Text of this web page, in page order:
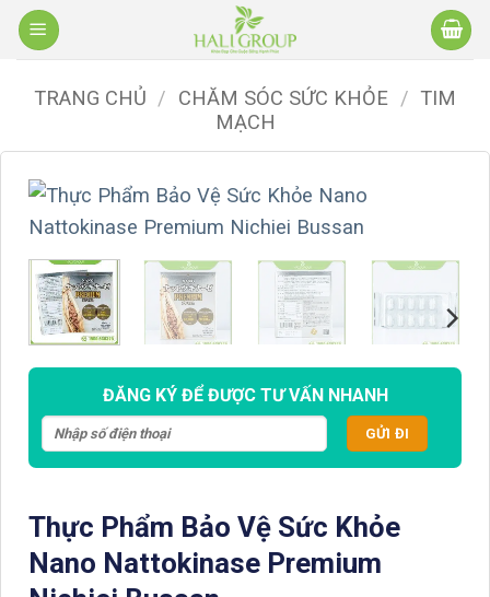
Bỏ
qua
dung
TRANG CHỦ / CHĂM SÓC SỨC KHỎE / TIM
MẠCH
ĐĂNG KÝ ĐỂ ĐƯỢC TƯ VẤN NHANH
Thực Phẩm Bảo Vệ Sức Khỏe
Nano Nattokinase Premium